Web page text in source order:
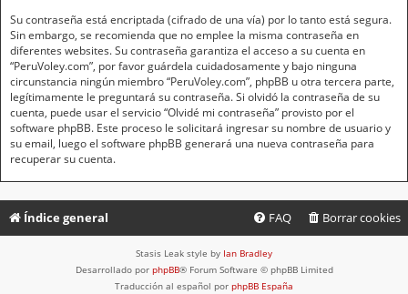
Su contraseña está encriptada (cifrado de una vía) por lo tanto está segura.
Sin embargo, se recomienda que no emplee la misma contraseña en
diferentes websites. Su contraseña garantiza el acceso a su cuenta en
“PeruVoley.com”, por favor guárdela cuidadosamente y bajo ninguna
circunstancia ningún miembro “PeruVoley.com”, phpBB u otra tercera parte,
legítimamente le preguntará su contraseña. Si olvidó la contraseña de su
cuenta, puede usar el servicio “Olvidé mi contraseña” provisto por el
software phpBB. Este proceso le solicitará ingresar su nombre de usuario y
su email, luego el software phpBB generará una nueva contraseña para
recuperar su cuenta.
Índice general Borrar cookies
FAQ
Stasis Leak style by Ian Bradley
Desarrollado por phpBB® Forum Software © phpBB Limited
Traducción al español por phpBB España